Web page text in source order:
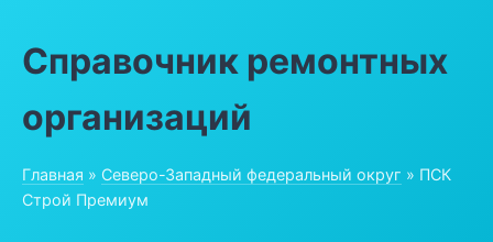
Справочник ремонтных
организаций
Главная » Северо-Западный федеральный округ » ПСК
Строй Премиум